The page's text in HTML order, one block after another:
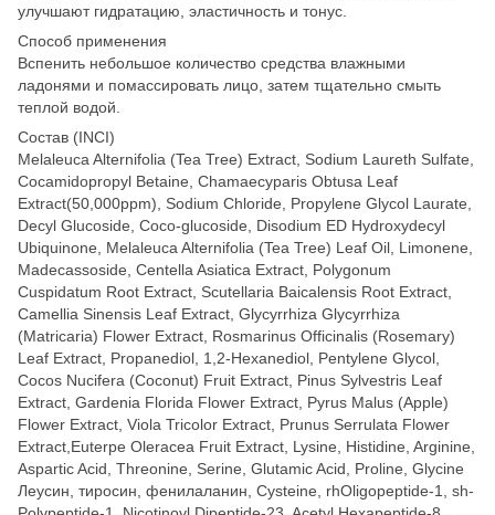
улучшают гидратацию, эластичность и тонус.
Способ применения
Вспенить небольшое количество средства влажными
ладонями и помассировать лицо, затем тщательно смыть
теплой водой.
Состав (INCI)
Melaleuca Alternifolia (Tea Tree) Extract, Sodium Laureth Sulfate,
Cocamidopropyl Betaine, Chamaecyparis Obtusa Leaf
Extract(50,000ppm), Sodium Chloride, Propylene Glycol Laurate,
Decyl Glucoside, Coco-glucoside, Disodium ED Hydroxydecyl
Ubiquinone, Melaleuca Alternifolia (Tea Tree) Leaf Oil, Limonene,
Madecassoside, Centella Asiatica Extract, Polygonum
Cuspidatum Root Extract, Scutellaria Baicalensis Root Extract,
Camellia Sinensis Leaf Extract, Glycyrrhiza Glycyrrhiza
(Matricaria) Flower Extract, Rosmarinus Officinalis (Rosemary)
Leaf Extract, Propanediol, 1,2-Hexanediol, Pentylene Glycol,
Cocos Nucifera (Coconut) Fruit Extract, Pinus Sylvestris Leaf
Extract, Gardenia Florida Flower Extract, Pyrus Malus (Apple)
Flower Extract, Viola Tricolor Extract, Prunus Serrulata Flower
Extract,Euterpe Oleracea Fruit Extract, Lysine, Histidine, Arginine,
Aspartic Acid, Threonine, Serine, Glutamic Acid, Proline, Glycine
Леусин, тиросин, фенилаланин, Cysteine, rhOligopeptide-1, sh-